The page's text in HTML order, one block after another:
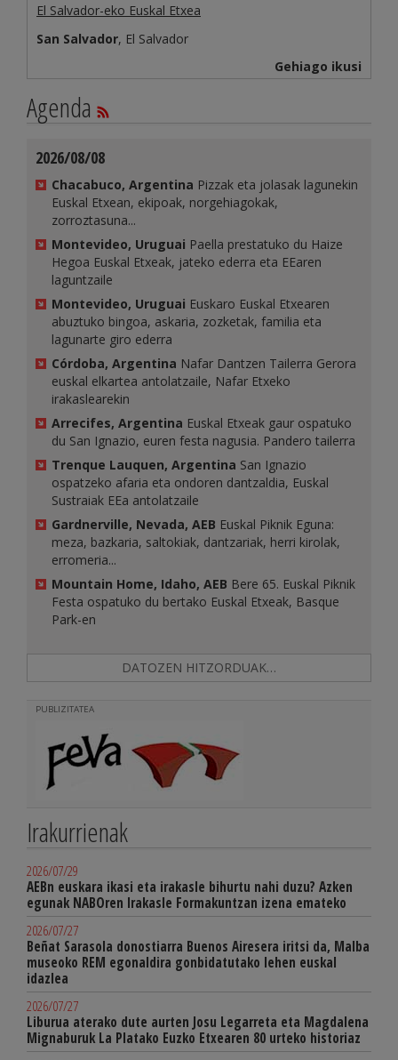
El Salvador-eko Euskal Etxea
San Salvador, El Salvador
Gehiago ikusi
Agenda
2026/08/08
Chacabuco, Argentina Pizzak eta jolasak lagunekin
Euskal Etxean, ekipoak, norgehiagokak,
zorroztasuna...
Montevideo, Uruguai Paella prestatuko du Haize
Hegoa Euskal Etxeak, jateko ederra eta EEaren
laguntzaile
Montevideo, Uruguai Euskaro Euskal Etxearen
abuztuko bingoa, askaria, zozketak, familia eta
lagunarte giro ederra
Córdoba, Argentina Nafar Dantzen Tailerra Gerora
euskal elkartea antolatzaile, Nafar Etxeko
irakaslearekin
Arrecifes, Argentina Euskal Etxeak gaur ospatuko
du San Ignazio, euren festa nagusia. Pandero tailerra
Trenque Lauquen, Argentina San Ignazio
ospatzeko afaria eta ondoren dantzaldia, Euskal
Sustraiak EEa antolatzaile
Gardnerville, Nevada, AEB Euskal Piknik Eguna:
meza, bazkaria, saltokiak, dantzariak, herri kirolak,
erromeria...
Mountain Home, Idaho, AEB Bere 65. Euskal Piknik
Festa ospatuko du bertako Euskal Etxeak, Basque
Park-en
DATOZEN HITZORDUAK…
PUBLIZITATEA
Irakurrienak
2026/07/29
AEBn euskara ikasi eta irakasle bihurtu nahi duzu? Azken
egunak NABOren Irakasle Formakuntzan izena emateko
2026/07/27
Beñat Sarasola donostiarra Buenos Airesera iritsi da, Malba
museoko REM egonaldira gonbidatutako lehen euskal
idazlea
2026/07/27
Liburua aterako dute aurten Josu Legarreta eta Magdalena
Mignaburuk La Platako Euzko Etxearen 80 urteko historiaz